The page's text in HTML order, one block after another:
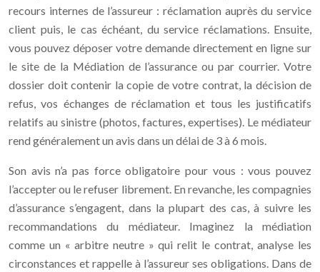
recours internes de l’assureur : réclamation auprès du service
client puis, le cas échéant, du service réclamations. Ensuite,
vous pouvez déposer votre demande directement en ligne sur
le site de la Médiation de l’assurance ou par courrier. Votre
dossier doit contenir la copie de votre contrat, la décision de
refus, vos échanges de réclamation et tous les justificatifs
relatifs au sinistre (photos, factures, expertises). Le médiateur
rend généralement un avis dans un délai de 3 à 6 mois.
Son avis n’a pas force obligatoire pour vous : vous pouvez
l’accepter ou le refuser librement. En revanche, les compagnies
d’assurance s’engagent, dans la plupart des cas, à suivre les
recommandations du médiateur. Imaginez la médiation
comme un « arbitre neutre » qui relit le contrat, analyse les
circonstances et rappelle à l’assureur ses obligations. Dans de